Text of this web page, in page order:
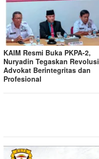
KAIM Resmi Buka PKPA-2,
Nuryadin Tegaskan Revolusi
Advokat Berintegritas dan
Profesional